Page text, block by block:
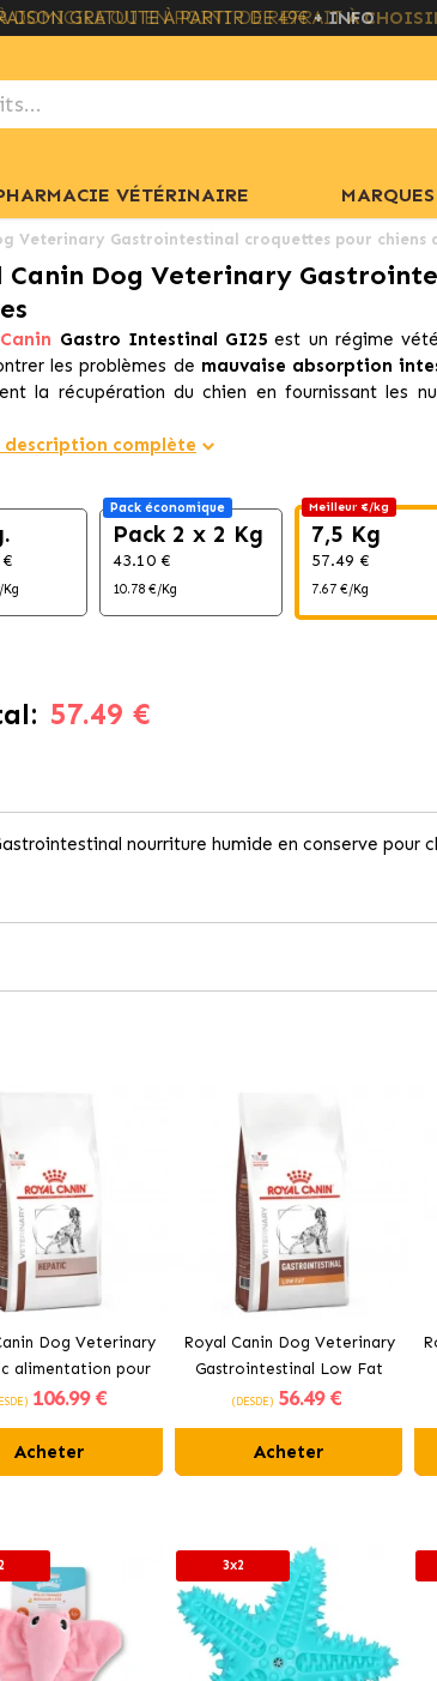
GRATUITE À PARTIR DE 49€+ INFO
VÉTÉRINAIRE MARQUES
Veterinary Gastrointestinal croquettes pour chiens
Canin Dog Veterinary
Gastro Intestinal GI25 est un régime
les problèmes de mauvaise absorption
la récupération du chien en fournissant les
description complète
Pack économique
Pack 2 x 2 Kg
43.10 €
10.78 €/Kg
Meilleur €/kg
7,5 Kg
57.49 €
7.67 €/Kg
57.49 €
nourriture humide en conserve pour
Dog Veterinary
alimentation pour
adultes
106.99 €
Acheter
Royal Canin Dog Veterinary
Gastrointestinal Low Fat
alimentation pour chiens
(DESDE) 56.49 €
Acheter
3x2